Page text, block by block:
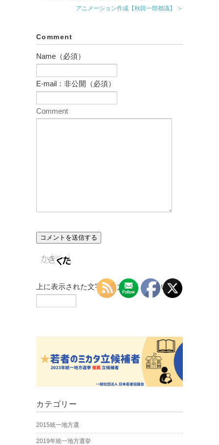
アニメーション作成【秋田一郎都議】 ＞
Comment
Name（必須）
E-mail：非公開（必須）
Comment
上に表示された文字を入力してください。
カテゴリー
2015統一地方選
2019年統一地方選挙